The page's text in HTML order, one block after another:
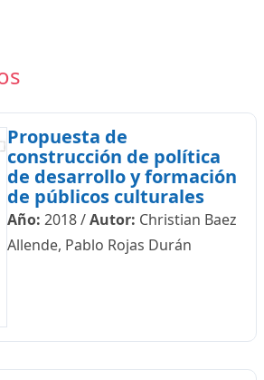
Propuesta de
construcción de política
de desarrollo y formación
de públicos culturales
Año: 2018/Autor: Christian Baez
Allende, Pablo Rojas Durán